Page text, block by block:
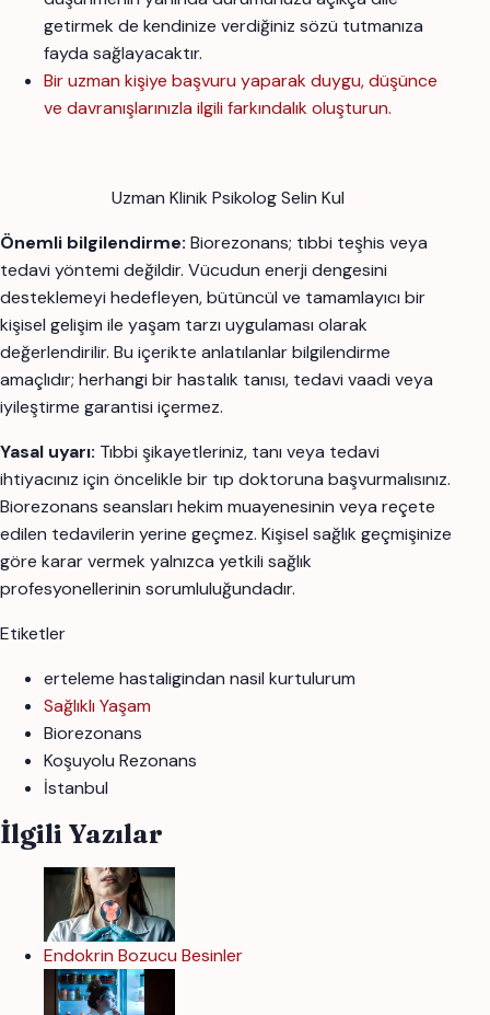
getirmek de kendinize verdiğiniz sözü tutmanıza
fayda sağlayacaktır.
Bir uzman kişiye başvuru yaparak duygu, düşünce
ve davranışlarınızla ilgili farkındalık oluşturun.
Uzman Klinik Psikolog Selin Kul
Önemli bilgilendirme: Biorezonans; tıbbi teşhis veya
tedavi yöntemi değildir. Vücudun enerji dengesini
desteklemeyi hedefleyen, bütüncül ve tamamlayıcı bir
kişisel gelişim ile yaşam tarzı uygulaması olarak
değerlendirilir. Bu içerikte anlatılanlar bilgilendirme
amaçlıdır; herhangi bir hastalık tanısı, tedavi vaadi veya
iyileştirme garantisi içermez.
Yasal uyarı: Tıbbi şikayetleriniz, tanı veya tedavi
ihtiyacınız için öncelikle bir tıp doktoruna başvurmalısınız.
Biorezonans seansları hekim muayenesinin veya reçete
edilen tedavilerin yerine geçmez. Kişisel sağlık geçmişinize
göre karar vermek yalnızca yetkili sağlık
profesyonellerinin sorumluluğundadır.
Etiketler
erteleme hastaligindan nasil kurtulurum
Sağlıklı Yaşam
Biorezonans
Koşuyolu Rezonans
İstanbul
İlgili Yazılar
Endokrin Bozucu Besinler